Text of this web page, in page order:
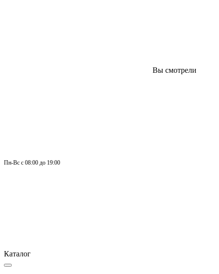
Вы смотрели
Пн-Вс с 08:00 до 19:00
Каталог